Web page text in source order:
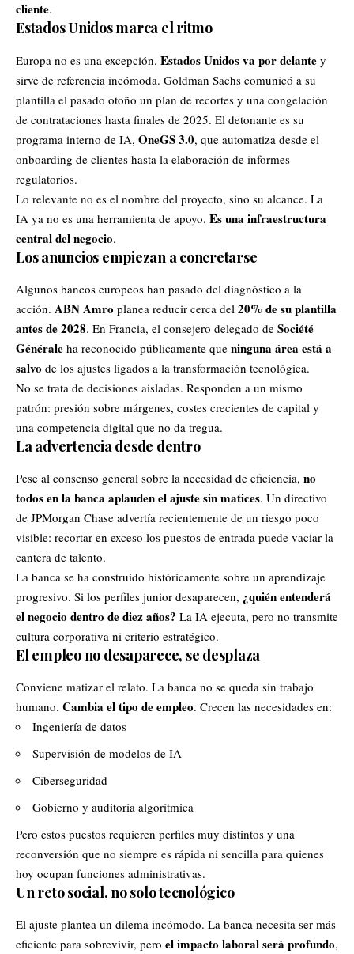
cliente.
Estados Unidosmarca el ritmo
Europa no es una excepción. Estados Unidos va por delante y
sirve de referencia incómoda. Goldman Sachs comunicó a su
plantilla el pasado otoño un plan de recortes y una congelación
de contrataciones hasta finales de 2025. El detonante es su
programa interno de IA, OneGS 3.0, que automatiza desde el
onboarding de clientes hasta la elaboración de informes
regulatorios.
Lo relevante no es el nombre del proyecto, sino su alcance. La
IA ya no es una herramienta de apoyo. Es una infraestructura
central del negocio.
Los anuncios empiezan a concretarse
Algunos bancos europeos han pasado del diagnóstico a la
acción. ABN Amro planea reducir cerca del 20% de su plantilla
antes de 2028. En Francia, el consejero delegado de Société
Générale ha reconocido públicamente que ninguna área está a
salvo de los ajustes ligados a la transformación tecnológica.
No se trata de decisiones aisladas. Responden a un mismo
patrón: presión sobre márgenes, costes crecientes de capital y
una competencia digital que no da tregua.
La advertencia desde dentro
Pese al consenso general sobre la necesidad de eficiencia, no
todos en la banca aplauden el ajuste sin matices. Un directivo
de JPMorgan Chase advertía recientemente de un riesgo poco
visible: recortar en exceso los puestos de entrada puede vaciar la
cantera de talento.
La banca se ha construido históricamente sobre un aprendizaje
progresivo. Si los perfiles junior desaparecen, ¿quién entenderá
el negocio dentro de diez años? La IA ejecuta, pero no transmite
cultura corporativa ni criterio estratégico.
El empleo no desaparece, se desplaza
Conviene matizar el relato. La banca no se queda sin trabajo
humano. Cambia el tipo de empleo. Crecen las necesidades en:
Ingeniería de datos
Supervisión de modelos de IA
Ciberseguridad
Gobierno y auditoría algorítmica
Pero estos puestos requieren perfiles muy distintos y una
reconversión que no siempre es rápida ni sencilla para quienes
hoy ocupan funciones administrativas.
Un reto social, no solo tecnológico
El ajuste plantea un dilema incómodo. La banca necesita ser más
eficiente para sobrevivir, pero el impacto laboral será profundo,